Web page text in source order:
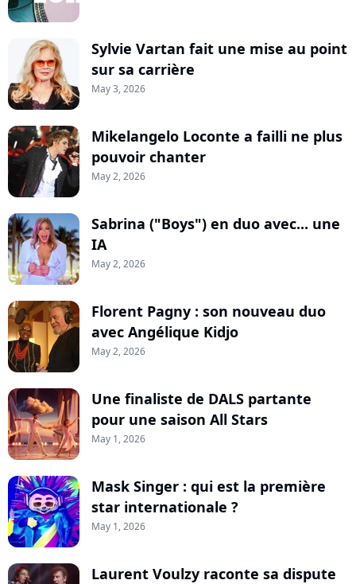
Sylvie Vartan fait une mise au point
sur sa carrière
May 3, 2026
Mikelangelo Loconte a failli ne plus
pouvoir chanter
May 2, 2026
Sabrina ("Boys") en duo avec... une
IA
May 2, 2026
Florent Pagny : son nouveau duo
avec Angélique Kidjo
May 2, 2026
Une finaliste de DALS partante
pour une saison All Stars
May 1, 2026
Mask Singer : qui est la première
star internationale ?
May 1, 2026
Laurent Voulzy raconte sa dispute